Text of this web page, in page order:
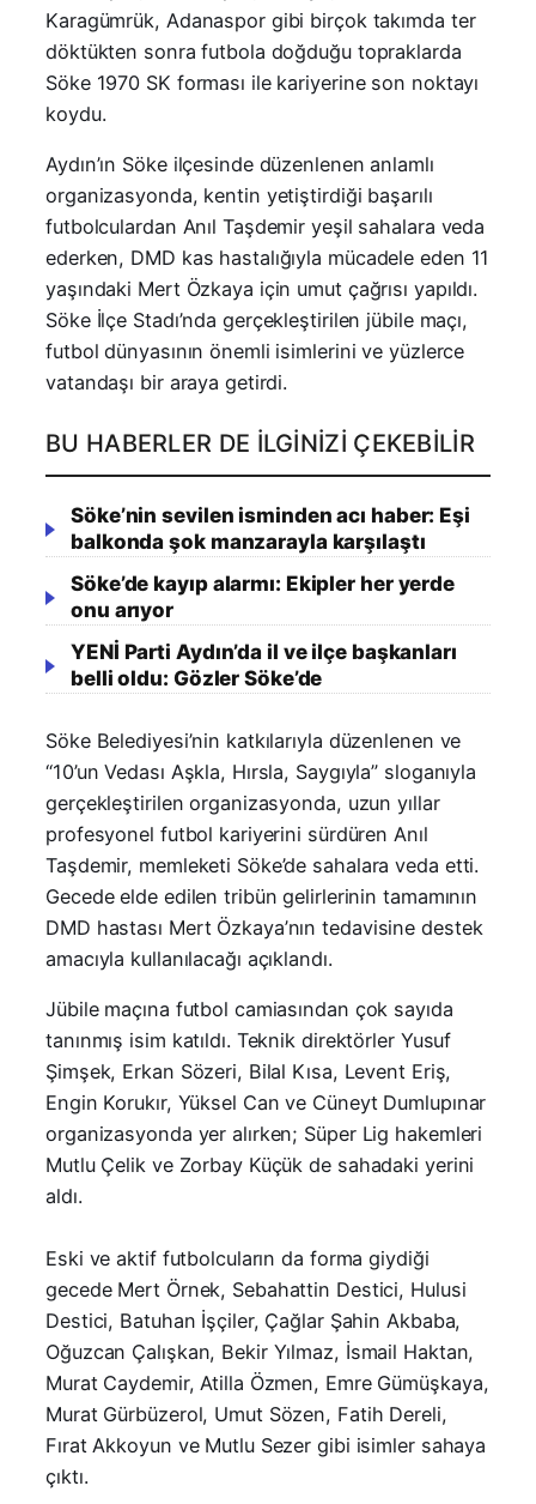
Karagümrük, Adanaspor gibi birçok takımda ter
döktükten sonra futbola doğduğu topraklarda
Söke 1970 SK forması ile kariyerine son noktayı
koydu.
Aydın’ın Söke ilçesinde düzenlenen anlamlı
organizasyonda, kentin yetiştirdiği başarılı
futbolculardan Anıl Taşdemir yeşil sahalara veda
ederken, DMD kas hastalığıyla mücadele eden 11
yaşındaki Mert Özkaya için umut çağrısı yapıldı.
Söke İlçe Stadı’nda gerçekleştirilen jübile maçı,
futbol dünyasının önemli isimlerini ve yüzlerce
vatandaşı bir araya getirdi.
BU HABERLER DE İLGINIZI ÇEKEBILIR
Söke’nin sevilen isminden acı haber: Eşi
balkonda şok manzarayla karşılaştı
Söke’de kayıp alarmı: Ekipler her yerde
onu arıyor
YENİ Parti Aydın’da il ve ilçe başkanları
belli oldu: Gözler Söke’de
Söke Belediyesi’nin katkılarıyla düzenlenen ve
“10’un Vedası Aşkla, Hırsla, Saygıyla” sloganıyla
gerçekleştirilen organizasyonda, uzun yıllar
profesyonel futbol kariyerini sürdüren Anıl
Taşdemir, memleketi Söke’de sahalara veda etti.
Gecede elde edilen tribün gelirlerinin tamamının
DMD hastası Mert Özkaya’nın tedavisine destek
amacıyla kullanılacağı açıklandı.
Jübile maçına futbol camiasından çok sayıda
tanınmış isim katıldı. Teknik direktörler Yusuf
Şimşek, Erkan Sözeri, Bilal Kısa, Levent Eriş,
Engin Korukır, Yüksel Can ve Cüneyt Dumlupınar
organizasyonda yer alırken; Süper Lig hakemleri
Mutlu Çelik ve Zorbay Küçük de sahadaki yerini
aldı.
Eski ve aktif futbolcuların da forma giydiği
gecede Mert Örnek, Sebahattin Destici, Hulusi
Destici, Batuhan İşçiler, Çağlar Şahin Akbaba,
Oğuzcan Çalışkan, Bekir Yılmaz, İsmail Haktan,
Murat Caydemir, Atilla Özmen, Emre Gümüşkaya,
Murat Gürbüzerol, Umut Sözen, Fatih Dereli,
Fırat Akkoyun ve Mutlu Sezer gibi isimler sahaya
çıktı.